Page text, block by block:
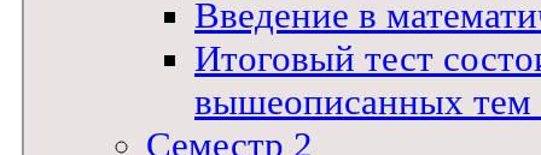
Введение в
Итоговый тест
вышеописанных
Семестр 2